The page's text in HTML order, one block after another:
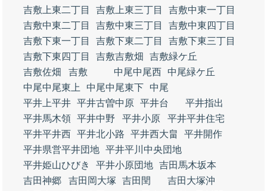
吉敷上東二丁目
吉敷上東三丁目
吉敷中東一丁目
吉敷中東二丁目
吉敷中東三丁目
吉敷中東四丁目
吉敷下東一丁目
吉敷下東二丁目
吉敷下東三丁目
吉敷下東四丁目
吉敷吉敷畑
吉敷緑ケ丘
吉敷佐畑
吉敷 中尾中尾西
中尾緑ケ丘
中尾中尾東上
中尾中尾東下
中尾
平井上平井 平井古曽中原 平井台
平井指出
平井馬木領 平井中野 平井小原
平井平井住宅
平井平井西 平井北小路 平井西大畠
平井開作
平井県営平井団地 平井平川中央団地
平井姫山ひびき
平井小原団地 吉田馬木坂本
吉田神郷
吉田岡大塚 吉田閏
吉田大塚沖